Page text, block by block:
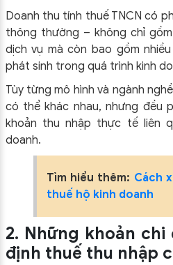
Doanh thu tính thuế TNCN có
thông thường – không chỉ
dịch vụ mà còn bao gồm
phát sinh trong quá trình kinh
Tùy từng mô hình và ngành
có thể khác nhau, nhưng đều
khoản thu nhập thực tế liên
doanh.
Tìm hiểu thêm: Cách
thuế hộ kinh doanh
2. Những khoản
định thuế thu nhập